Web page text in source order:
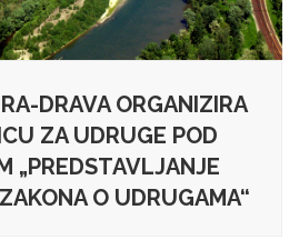
DRAVA ORGANIZIRA
ZA UDRUGE POD
„PREDSTAVLJANJE
O UDRUGAMA“